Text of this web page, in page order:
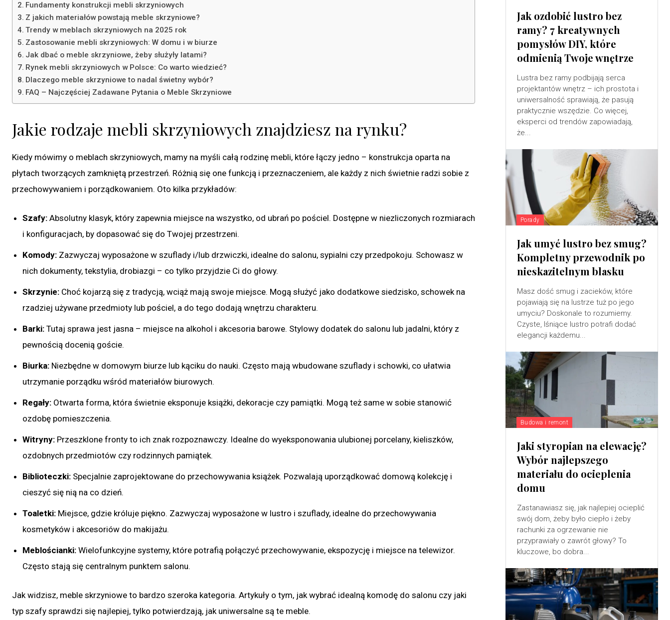
Fundamenty konstrukcji mebli skrzyniowych
Z jakich materiałów powstają meble skrzyniowe?
Trendy w meblach skrzyniowych na 2025 rok
Zastosowanie mebli skrzyniowych: W domu i w biurze
Jak dbać o meble skrzyniowe, żeby służyły latami?
Rynek mebli skrzyniowych w Polsce: Co warto wiedzieć?
Dlaczego meble skrzyniowe to nadal świetny wybór?
FAQ – Najczęściej Zadawane Pytania o Meble Skrzyniowe
Jakie rodzaje mebli skrzyniowych znajdziesz na rynku?
Kiedy mówimy o meblach skrzyniowych, mamy na myśli całą rodzinę mebli, które łączy jedno – konstrukcja oparta na
płytach tworzących zamkniętą przestrzeń. Różnią się one funkcją i przeznaczeniem, ale każdy z nich świetnie radzi sobie z
przechowywaniem i porządkowaniem. Oto kilka przykładów:
Szafy: Absolutny klasyk, który zapewnia miejsce na wszystko, od ubrań po pościel. Dostępne w niezliczonych rozmiarach
i konfiguracjach, by dopasować się do Twojej przestrzeni.
Komody: Zazwyczaj wyposażone w szuflady i/lub drzwiczki, idealne do salonu, sypialni czy przedpokoju. Schowasz w
nich dokumenty, tekstylia, drobiazgi – co tylko przyjdzie Ci do głowy.
Skrzynie: Choć kojarzą się z tradycją, wciąż mają swoje miejsce. Mogą służyć jako dodatkowe siedzisko, schowek na
rzadziej używane przedmioty lub pościel, a do tego dodają wnętrzu charakteru.
Barki: Tutaj sprawa jest jasna – miejsce na alkohol i akcesoria barowe. Stylowy dodatek do salonu lub jadalni, który z
pewnością docenią goście.
Biurka: Niezbędne w domowym biurze lub kąciku do nauki. Często mają wbudowane szuflady i schowki, co ułatwia
utrzymanie porządku wśród materiałów biurowych.
Regały: Otwarta forma, która świetnie eksponuje książki, dekoracje czy pamiątki. Mogą też same w sobie stanowić
ozdobę pomieszczenia.
Witryny: Przeszklone fronty to ich znak rozpoznawczy. Idealne do wyeksponowania ulubionej porcelany, kieliszków,
ozdobnych przedmiotów czy rodzinnych pamiątek.
Biblioteczki: Specjalnie zaprojektowane do przechowywania książek. Pozwalają uporządkować domową kolekcję i
cieszyć się nią na co dzień.
Toaletki: Miejsce, gdzie króluje piękno. Zazwyczaj wyposażone w lustro i szuflady, idealne do przechowywania
kosmetyków i akcesoriów do makijażu.
Meblościanki: Wielofunkcyjne systemy, które potrafią połączyć przechowywanie, ekspozycję i miejsce na telewizor.
Często stają się centralnym punktem salonu.
Jak widzisz, meble skrzyniowe to bardzo szeroka kategoria. Artykuły o tym, jak wybrać idealną komodę do salonu czy jaki
typ szafy sprawdzi się najlepiej, tylko potwierdzają, jak uniwersalne są te meble.
Jak ozdobić lustro bez
ramy? 7 kreatywnych
pomysłów DIY, które
odmienią Twoje wnętrze
Lustra bez ramy podbijają serca
projektantów wnętrz – ich prostota i
uniwersalność sprawiają, że pasują
praktycznie wszędzie. Co więcej,
eksperci od trendów zapowiadają,
że...
Porady
Jak umyć lustro bez smug?
Kompletny przewodnik po
nieskazitelnym blasku
Masz dość smug i zacieków, które
pojawiają się na lustrze tuż po jego
umyciu? Doskonale to rozumiemy.
Czyste, lśniące lustro potrafi dodać
elegancji każdemu...
Budowa i remont
Jaki styropian na elewację?
Wybór najlepszego
materiału do ocieplenia
domu
Zastanawiasz się, jak najlepiej ocieplić
swój dom, żeby było ciepło i żeby
rachunki za ogrzewanie nie
przyprawiały o zawrót głowy? To
kluczowe, bo dobra...